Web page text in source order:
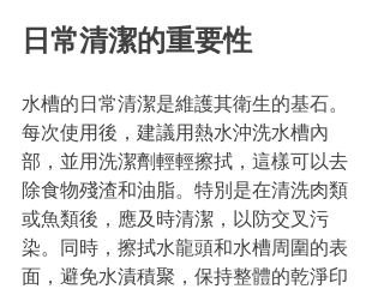
日常清潔的重要性
水槽的日常清潔是維護其衛生的基石。
每次使用後，建議用熱水沖洗水槽內
部，並用洗潔劑輕輕擦拭，這樣可以去
除食物殘渣和油脂。特別是在清洗肉類
或魚類後，應及時清潔，以防交叉污
染。同時，擦拭水龍頭和水槽周圍的表
面，避免水漬積聚，保持整體的乾淨印